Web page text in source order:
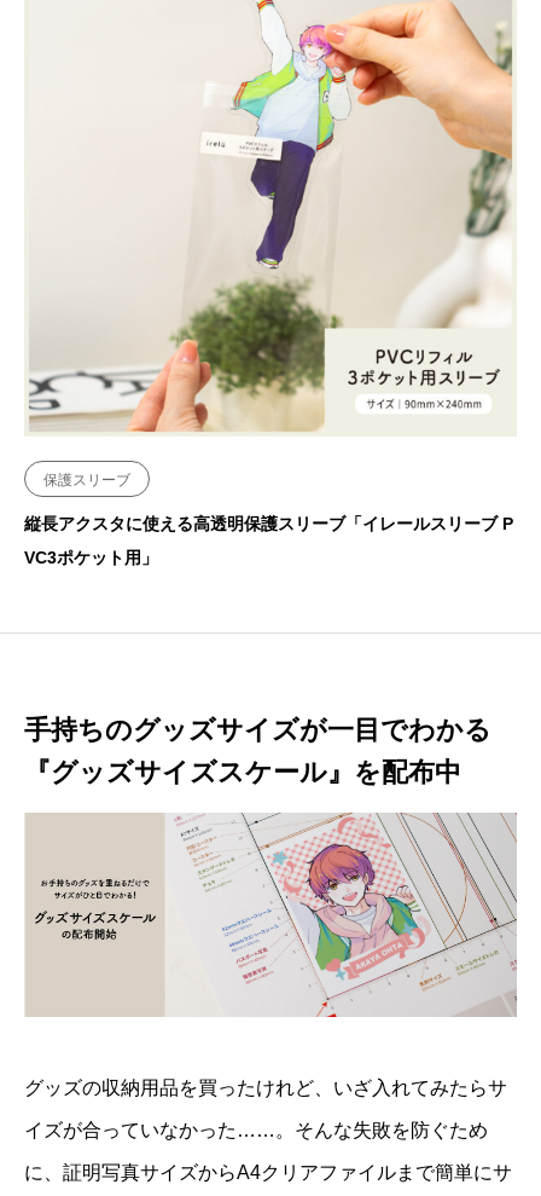
保護スリーブ
縦長アクスタに使える高透明保護スリーブ「イレールスリーブ P
VC3ポケット用」
手持ちのグッズサイズが一目でわかる
『グッズサイズスケール』を配布中
グッズの収納用品を買ったけれど、いざ入れてみたらサ
イズが合っていなかった……。そんな失敗を防ぐため
に、証明写真サイズからA4クリアファイルまで簡単にサ